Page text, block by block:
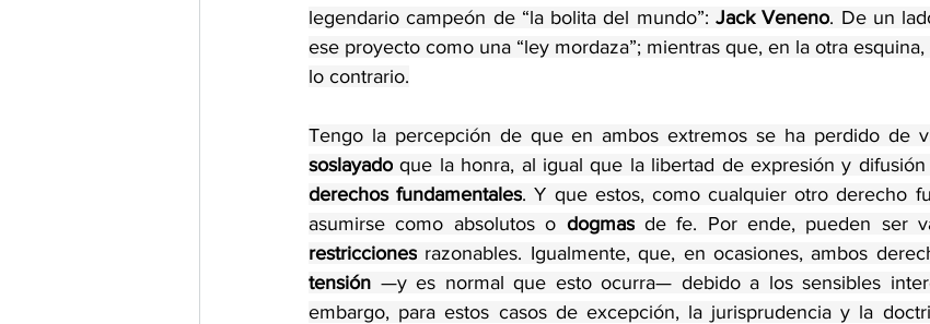
legendario campeón de “la bolita del mundo”: Jack Veneno. De un
ese proyecto como una “ley mordaza”; mientras que, en la otra
lo contrario.
Tengo la percepción de que en ambos extremos se ha perdido de
soslayado
derechos fundamentales. Y que estos, como cualquier otro derecho
asumirse como absolutos o dogmas
restricciones
tensión —y es normal que esto ocurra— debido a los sensibles
embargo, para estos casos de excepción, la jurisprudencia y la